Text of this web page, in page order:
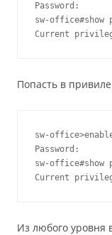
Password:
sw-
Current
Попасть в
sw-
Password:
sw-
Current
Из любого уровня